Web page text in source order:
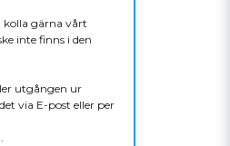
kolla gärna vårt
inte finns i den
utgången ur
via E-post eller per